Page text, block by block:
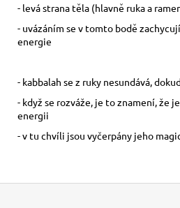
- levá strana těla (hlavně ruka a
- uvázáním se v tomto bodě
energie
- kabbalah se z ruky nesundává,
- když se rozváže, je to znamení, že
energii
- v tu chvíli jsou vyčerpány jeho